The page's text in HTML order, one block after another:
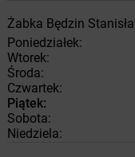
Żabka Będzin
Poniedziałek:
Wtorek:
Środa:
Czwartek:
Piątek:
Sobota:
Niedziela: